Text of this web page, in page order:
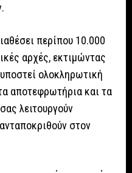
περίπου 10.000
αρχές, εκτιμώντας
ολοκληρωτική
αποτεφρωτήρια και τα
λειτουργούν
στον